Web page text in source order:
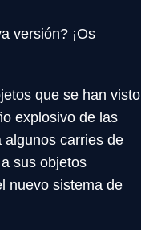
versión? ¡Os
que se han visto
explosivo de las
algunos carries de
sus objetos
nuevo sistema de